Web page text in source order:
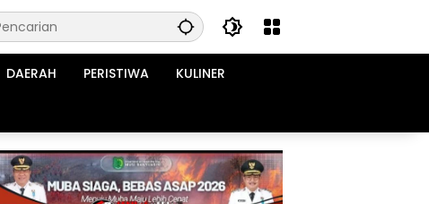
DAERAH PERISTIWA KULINER